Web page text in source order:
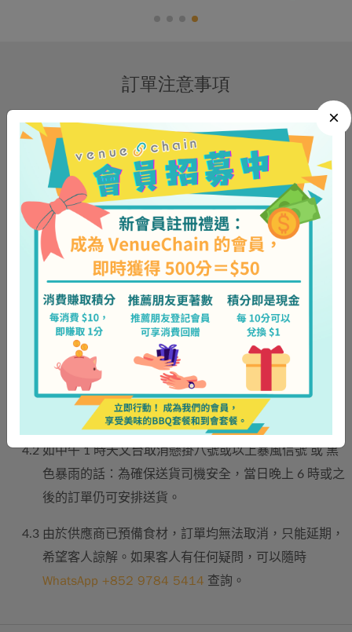
×
訂單注意事項
系統確認訂單後會發出電郵，付款後訂單才成為生效，所
有未付款的訂單均不會送遞。
確認訂單資料無誤後請即繳付以上費用，必須先全數轉
帳，不接受支票 / 現金到付。
轉帳後拍照 / 截圖發送付款證明至 WhatsApp 確認，截圖
須包括並清楚顯示轉帳金額、日期、時間及訂單編號，已
支付之費用不設退還。
惡劣天氣安排：
如早上 9 時天文台正在懸掛八號或以上暴風信號 或 黑
色暴雨的話：為確保送貨司機安全，當日下午 6 時之前
的訂單將會自動延期 90 天，客人可在新的送貨日期 4
天前通知平台安排重新送貨。
4.2如中午 1 時天文台取消懸掛八號或以上暴風信號 或 黑
色暴雨的話：為確保送貨司機安全，當日晚上 6 時或之
後的訂單仍可安排送貨。
4.3 由於供應商已預備食材，訂單均無法取消，只能延期，
希望客人諒解。如果客人有任何疑問，可以隨時
WhatsApp +852 9784 5414 查詢。